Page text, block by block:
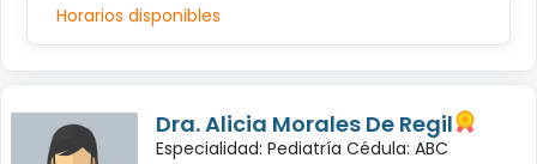
Horarios disponibles
Dra. Alicia Morales De Regil
Especialidad: Pediatría Cédula: ABC